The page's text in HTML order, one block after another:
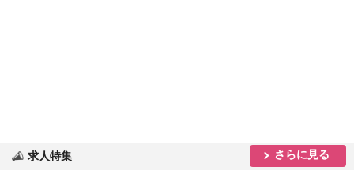
求人特集 さらに見る